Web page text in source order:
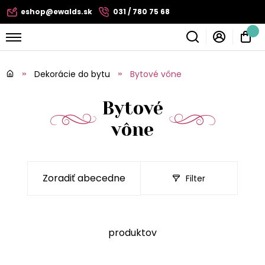
eshop@ewalds.sk 031 / 780 75 68
Dekorácie do bytu Bytové vône
Bytové
vône
Filter
produktov